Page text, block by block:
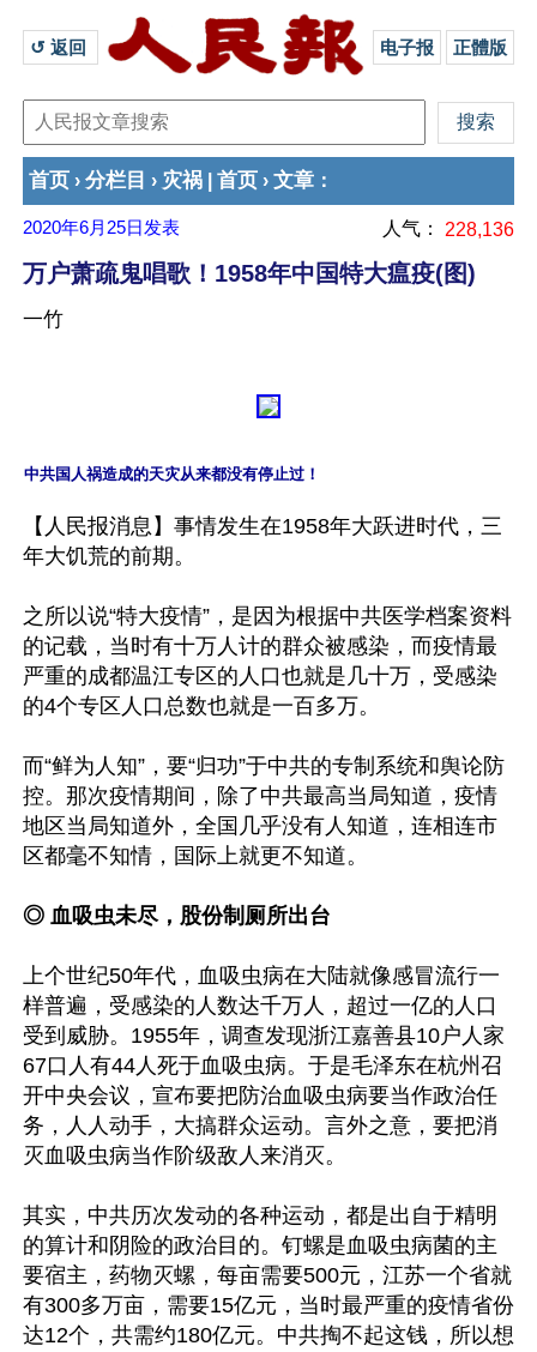
↺ 返回 电子报 正體版
首页 › 分栏目 › 灾祸 首页 › 文章 ：
2020年6月25日 发表 人气： 228,136
万户萧疏鬼唱歌！1958年中国特大瘟疫(图)
一竹
中共国人祸造成的天灾从来都没有停止过！
【人民报消息】事情发生在1958年大跃进时代，三
年大饥荒的前期。
之所以说“特大疫情”，是因为根据中共医学档案资料
的记载，当时有十万人计的群众被感染，而疫情最
严重的成都温江专区的人口也就是几十万，受感染
的4个专区人口总数也就是一百多万。
而“鲜为人知”，要“归功”于中共的专制系统和舆论防
控。那次疫情期间，除了中共最高当局知道，疫情
地区当局知道外，全国几乎没有人知道，连相连市
区都毫不知情，国际上就更不知道。
◎ 血吸虫未尽，股份制厕所出台
上个世纪50年代，血吸虫病在大陆就像感冒流行一
样普遍，受感染的人数达千万人，超过一亿的人口
受到威胁。1955年，调查发现浙江嘉善县10户人家
67口人有44人死于血吸虫病。于是毛泽东在杭州召
开中央会议，宣布要把防治血吸虫病要当作政治任
务，人人动手，大搞群众运动。言外之意，要把消
灭血吸虫病当作阶级敌人来消灭。
其实，中共历次发动的各种运动，都是出自于精明
的算计和阴险的政治目的。钉螺是血吸虫病菌的主
要宿主，药物灭螺，每亩需要500元，江苏一个省就
有300多万亩，需要15亿元，当时最严重的疫情省份
达12个，共需约180亿元。中共掏不起这钱，所以想